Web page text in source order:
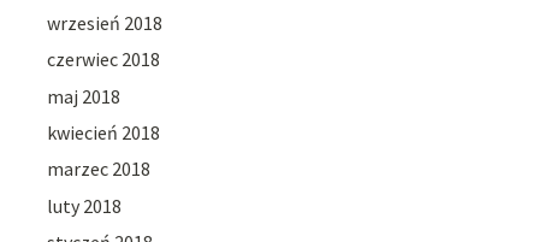
wrzesień 2018
czerwiec 2018
maj 2018
kwiecień 2018
marzec 2018
luty 2018